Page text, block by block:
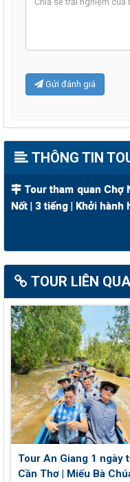
Gửi đánh giá
THÔNG TIN
Tour tham quan Chợ
Nốt | 3 tiếng | Khởi hành
TOUR LIÊN
Tour An Giang 1 ngày
Cần Thơ | Miếu Bà